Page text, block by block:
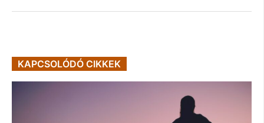
KAPCSOLÓDÓ CIKKEK